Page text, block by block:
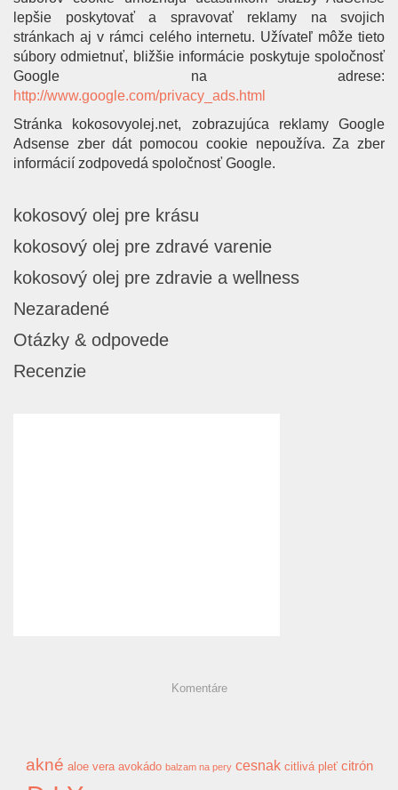
lepšie poskytovať a spravovať reklamy na svojich
stránkach aj v rámci celého internetu. Užívateľ môže tieto
súbory odmietnuť, bližšie informácie poskytuje spoločnosť
Google na adrese:
http://www.google.com/privacy_ads.html
Stránka kokosovyolej.net, zobrazujúca reklamy Google
Adsense zber dát pomocou cookie nepoužíva. Za zber
informácií zodpovedá spoločnosť Google.
kokosový olej pre krásu
kokosový olej pre zdravé varenie
kokosový olej pre zdravie a wellness
Nezaradené
Otázky & odpovede
Recenzie
Komentáre
akné aloe vera avokádo balzam na pery cesnak citlivá pleť citrón